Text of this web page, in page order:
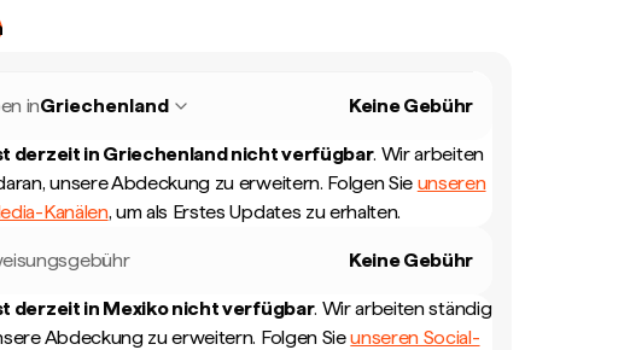
inGriechenland Keine Gebühr
derzeit in Griechenlandnicht verfügbar. Wir arbeiten
unsere Abdeckung zu erweitern. Folgen Sie unseren
Kanälen, um als Erstes Updates zu erhalten.
Keine Gebühr
derzeit in Mexikonicht verfügbar. Wir arbeiten ständig
Abdeckung zu erweitern. Folgen Sieunseren Social-